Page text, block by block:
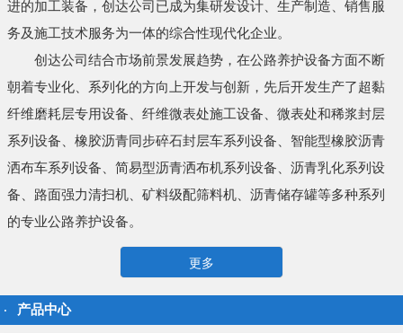
进的加工装备，创达公司已成为集研发设计、生产制造、销售服
务及施工技术服务为一体的综合性现代化企业。
创达公司结合市场前景发展趋势，在公路养护设备方面不断
朝着专业化、系列化的方向上开发与创新，先后开发生产了超黏
纤维磨耗层专用设备、纤维微表处施工设备、微表处和稀浆封层
系列设备、橡胶沥青同步碎石封层车系列设备、智能型橡胶沥青
洒布车系列设备、简易型沥青洒布机系列设备、沥青乳化系列设
备、路面强力清扫机、矿料级配筛料机、沥青储存罐等多种系列
的专业公路养护设备。
更多
产品中心